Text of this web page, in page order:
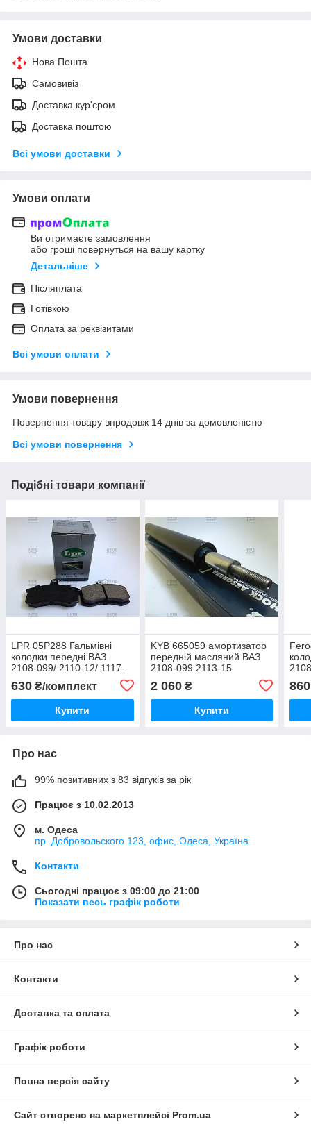
Умови доставки
Нова Пошта
Самовивіз
Доставка кур'єром
Доставка поштою
Всі умови доставки
Умови оплати
Ви отримаєте замовлення
або гроші повернуться на вашу картку
Детальніше
Післяплата
Готівкою
Оплата за реквізитами
Всі умови оплати
Умови повернення
Повернення товару впродовж 14 днів за домовленістю
Всі умови повернення
Подібні товари компанії
LPR 05P288 Гальмівні
колодки передні ВАЗ
2108-099/ 2110-12/ 1117-
630 ₴/комплект
Купити
KYB 665059 амортизатор
передній масляний ВАЗ
2108-099 2113-15
2 060₴
Купити
860
Про нас
99% позитивних з 83 відгуків за рік
Працює з 10.02.2013
м. Одеса
пр. Добровольского 123, офис, Одеса, Україна
Контакти
Сьогодні працює з 09:00 до 21:00
Показати весь графік роботи
Про нас
Контакти
Доставка та оплата
Графік роботи
Повна версія сайту
Сайт створено на маркетплейсі Prom.ua